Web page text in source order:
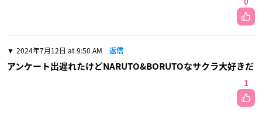
0
2024年7月12日 at 9:50 AM 返信
アンケート出遅れたけどNARUTO&BORUTOなサクラ大好きだ
1